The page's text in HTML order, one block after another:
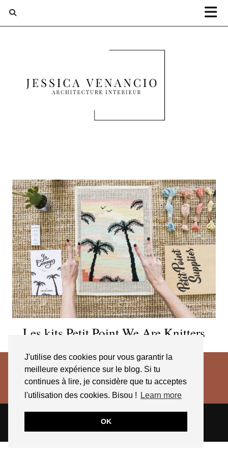
J'utilise des cookies pour vous garantir la
meilleure expérience sur le blog. Si tu
continues à lire, je considère que tu acceptes
l'utilisation des cookies. Bisou !
Learn more
OK
Les kits Petit Point We Are Knitters
THEME CREATED BYpipdig